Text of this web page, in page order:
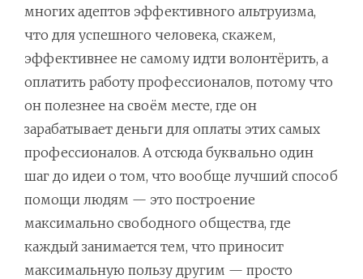
многих адептов эффективного альтруизма,
что для успешного человека, скажем,
эффективнее не самому идти волонтёрить, а
оплатить работу профессионалов, потому что
он полезнее на своём месте, где он
зарабатывает деньги для оплаты этих самых
профессионалов. А отсюда буквально один
шаг до идеи о том, что вообще лучший способ
помощи людям — это построение
максимально свободного общества, где
каждый занимается тем, что приносит
максимальную пользу другим — просто